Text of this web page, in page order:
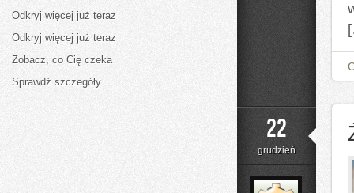
22
grudzień
Odkryj więcej już teraz
Odkryj więcej już teraz
Zobacz, co Cię czeka
Sprawdź szczegóły